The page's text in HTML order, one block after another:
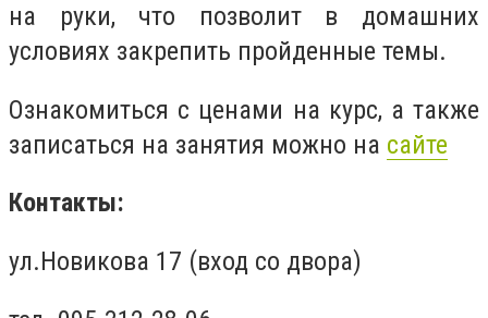
на руки, что позволит в домашних
условиях закрепить пройденные темы.
Ознакомиться с ценами на курс, а также
записаться на занятия можно на сайте
Контакты:
ул.Новикова 17 (вход со двора)